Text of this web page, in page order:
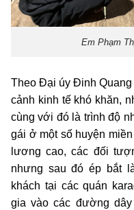
Em Phạm
Theo Đại úy Đinh
cảnh kinh tế khó khăn,
cùng với đó là trình độ
gái ở một số huyện
lương cao, các đối
nhưng sau đó ép bắt
khách tại các quán
gia vào các đường